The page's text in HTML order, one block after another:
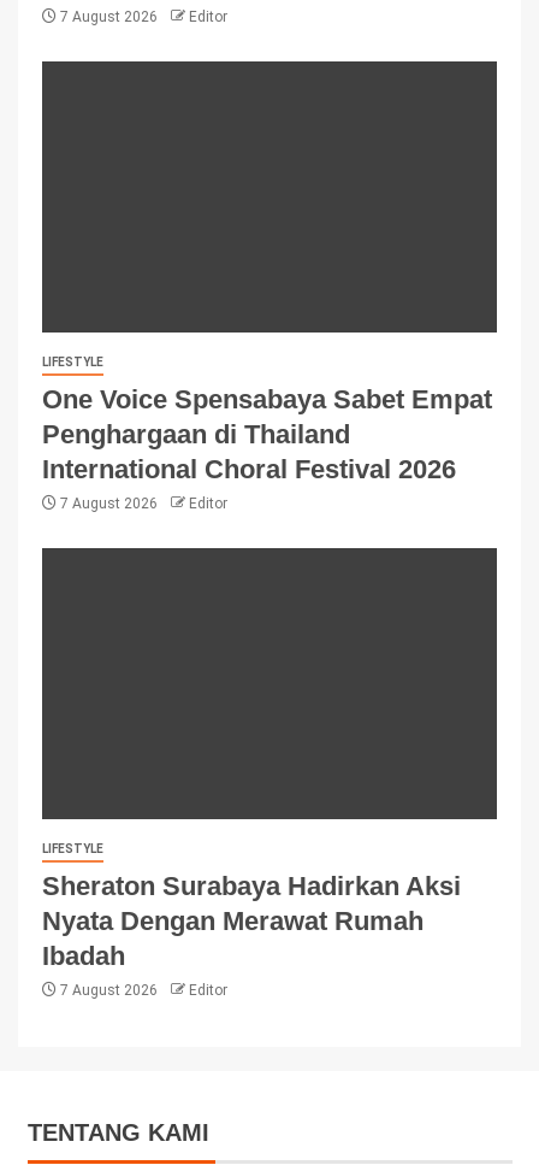
7 August 2026 Editor
LIFESTYLE
One Voice Spensabaya Sabet Empat
Penghargaan di Thailand
International Choral Festival 2026
7 August 2026 Editor
LIFESTYLE
Sheraton Surabaya Hadirkan Aksi
Nyata Dengan Merawat Rumah
Ibadah
7 August 2026 Editor
TENTANG KAMI